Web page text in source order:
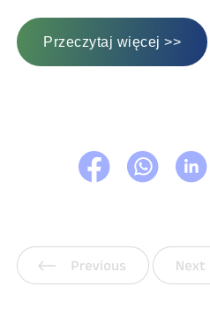
Przeczytaj więcej >>
Poprzedni